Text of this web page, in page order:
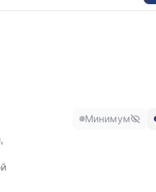
Минимум